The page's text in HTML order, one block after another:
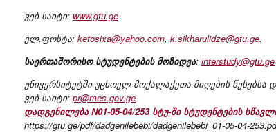
ვებ-საიტი: www.gtu.ge
ელ.ფოსტა: ketosixa@yahoo.com, k.sikharulidze@gtu.ge.
საერთაშორისო სტუდენტების მოზიდვა: interstudy@gtu.ge
უნივერსიტეტში უცხოელ მოქალაქეთა მიღების წესებსა
ვებ-საიტი: pr@mes.gov.ge
დადგენილება N01-05-04/253 სტუ-ში სტუდენტების
https://gtu.ge/pdf/dadgenilebebi/dadgenilebebi_01-05-04-